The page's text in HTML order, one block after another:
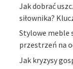
Jak dobrać
siłownika?
Stylowe meble
przestrzeń na
Jak kryzysy